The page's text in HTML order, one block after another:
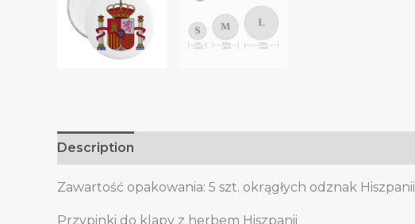
Description
Zawartość opakowania: 5 szt. okrągłych odznak Hiszpanii
Przypinki do klapy z herbem Hiszpanii